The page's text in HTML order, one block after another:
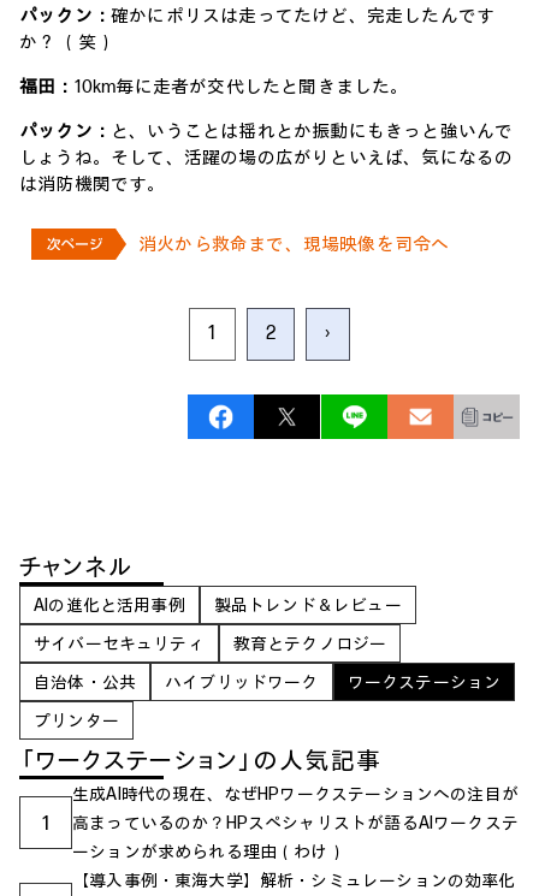
パックン： 確かにポリスは走ってたけど、完走したんです
か？ （笑）
福田： 10km毎に走者が交代したと聞きました。
パックン： と、いうことは揺れとか振動にもきっと強いんで
しょうね。そして、活躍の場の広がりといえば、気になるの
は消防機関です。
消火から救命まで、現場映像を司令へ
1 2 ›
チャンネル
AIの進化と活用事例
製品トレンド＆レビュー
サイバーセキュリティ
教育とテクノロジー
自治体・公共
ハイブリッドワーク
ワークステーション
プリンター
「ワークステーション」の人気記事
1
生成AI時代の現在、なぜHPワークステーションへの注目が
高まっているのか？HPスペシャリストが語るAIワークステ
ーションが求められる理由（わけ）
【導入事例・東海大学】解析・シミュレーションの効率化